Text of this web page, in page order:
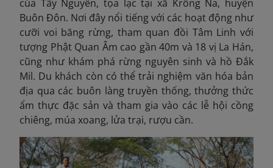
của Tây Nguyên, tọa lạc tại xã Krông Na, huyện
Buôn Đôn. Nơi đây nổi tiếng với các hoạt động như
cưỡi voi băng rừng, tham quan đồi Tâm Linh với
tượng Phật Quan Âm cao gần 40m và 18 vị La Hán,
cũng như khám phá rừng nguyên sinh và hồ Đắk
Mil. Du khách còn có thể trải nghiệm văn hóa bản
địa qua các buôn làng truyền thống, thưởng thức
ẩm thực đặc sản và tham gia vào các lễ hội cồng
chiêng, múa xoang, lửa trại, rượu cần.